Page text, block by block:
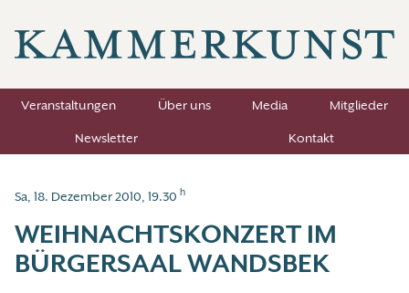
Veranstaltungen Über uns Media
Mitglieder
Newsletter
Kontakt
Sa, 18. Dezember 2010, 19.30 h
WEIHNACHTSKONZERT IM
BÜRGERSAAL WANDSBEK